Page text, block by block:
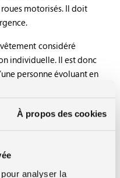
À propos des cookies
analyser la
motorisés. Il doit
considéré
individuelle. Il est donc
personne évoluant en
ne posséderait pas son
une amende de 11